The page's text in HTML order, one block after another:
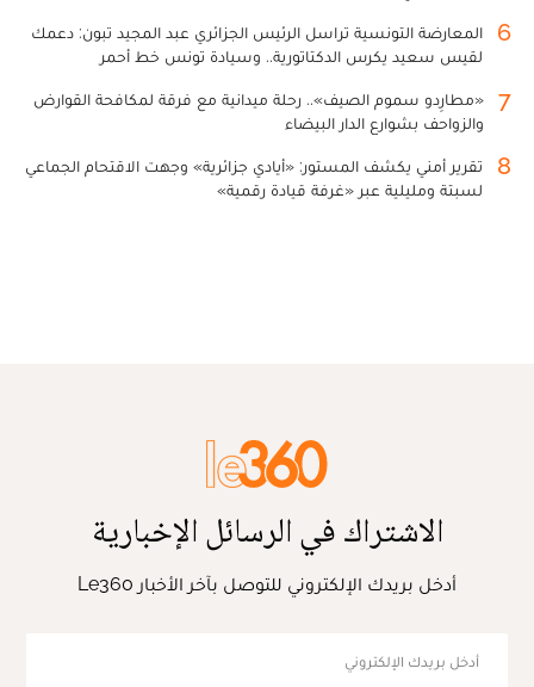
6
المعارضة التونسية تراسل الرئيس الجزائري عبد المجيد تبون: دعمك
لقيس سعيد يكرس الدكتاتورية.. وسيادة تونس خط أحمر
7
«مطارِدو سموم الصيف».. رحلة ميدانية مع فرقة لمكافحة القوارض
والزواحف بشوارع الدار البيضاء
8
تقرير أمني يكشف المستور: «أيادي جزائرية» وجهت الاقتحام الجماعي
لسبتة ومليلية عبر «غرفة قيادة رقمية»
الاشتراك في الرسائل الإخبارية
أدخل بريدك الإلكتروني للتوصل بآخر الأخبار Le360